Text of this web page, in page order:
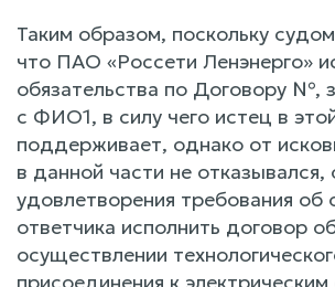
Таким образом, поскольку
что ПАО «Россети Ленэнерго»
обязательства по Договору №,
с ФИО1, в силу чего истец в
поддерживает, однако от
в данной части не отказывался,
удовлетворения требования об
ответчика исполнить договор
осуществлении
присоединения к